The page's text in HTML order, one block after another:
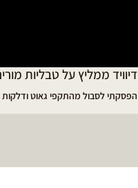
מוריה ממליצה
פיתרון מעולה לאמהות ולחיזוק הגוף